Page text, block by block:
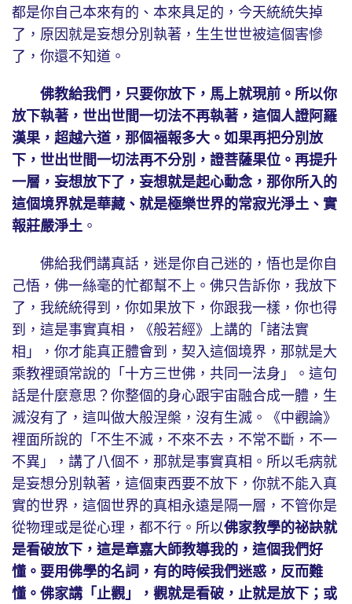
都是你自己本來有的、本來具足的，今天統統失掉
了，原因就是妄想分別執著，生生世世被這個害慘
了，你還不知道。
佛教給我們，只要你放下，馬上就現前。所以你
放下執著，世出世間一切法不再執著，這個人證阿羅
漢果，超越六道，那個福報多大。如果再把分別放
下，世出世間一切法再不分別，證菩薩果位。再提升
一層，妄想放下了，妄想就是起心動念，那你所入的
這個境界就是華藏、就是極樂世界的常寂光淨土、實
報莊嚴淨土 。
佛給我們講真話，迷是你自己迷的，悟也是你自
己悟，佛一絲毫的忙都幫不上。佛只告訴你，我放下
了，我統統得到，你如果放下，你跟我一樣，你也得
到，這是事實真相，《般若經》上講的「諸法實
相」，你才能真正體會到，契入這個境界，那就是大
乘教裡頭常說的「十方三世佛，共同一法身」。這句
話是什麼意思？你整個的身心跟宇宙融合成一體，生
滅沒有了，這叫做大般涅槃，沒有生滅。《中觀論》
裡面所說的「不生不滅，不來不去，不常不斷，不一
不異」，講了八個不，那就是事實真相。所以毛病就
是妄想分別執著，這個東西要不放下，你就不能入真
實的世界，這個世界的真相永遠是隔一層，不管你是
從物理或是從心理，都不行。所以佛家教學的祕訣就
是看破放下，這是章嘉大師教導我的，這個我們好
懂。要用佛學的名詞，有的時候我們迷惑，反而難
懂。佛家講「止觀」，觀就是看破，止就是放下；或